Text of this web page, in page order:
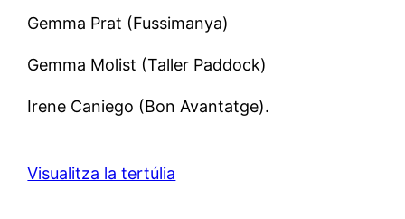
Gemma Prat (Fussimanya)
Gemma Molist (Taller Paddock)
Irene Caniego (Bon Avantatge).
Visualitza la tertúlia